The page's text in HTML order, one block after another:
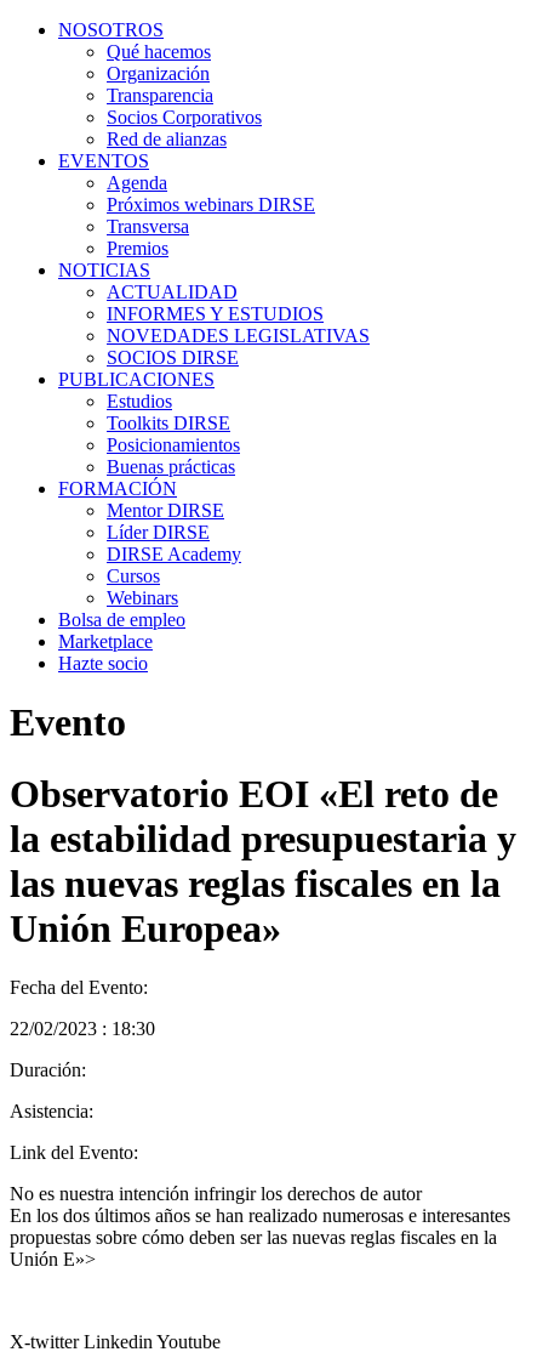
NOSOTROS
Qué hacemos
Organización
Transparencia
Socios Corporativos
Red de alianzas
EVENTOS
Agenda
Próximos webinars DIRSE
Transversa
Premios
NOTICIAS
ACTUALIDAD
INFORMES Y ESTUDIOS
NOVEDADES LEGISLATIVAS
SOCIOS DIRSE
PUBLICACIONES
Estudios
Toolkits DIRSE
Posicionamientos
Buenas prácticas
FORMACIÓN
Mentor DIRSE
Líder DIRSE
DIRSE Academy
Cursos
Webinars
Bolsa de empleo
Marketplace
Hazte socio
Evento
Observatorio EOI «El reto de
la estabilidad presupuestaria y
las nuevas reglas fiscales en la
Unión Europea»
Fecha del Evento:
22/02/2023 : 18:30
Duración:
Asistencia:
Link del Evento:
No es nuestra intención infringir los derechos de autor
En los dos últimos años se han realizado numerosas e interesantes
propuestas sobre cómo deben ser las nuevas reglas fiscales en la
Unión E»>
X-twitter Linkedin Youtube